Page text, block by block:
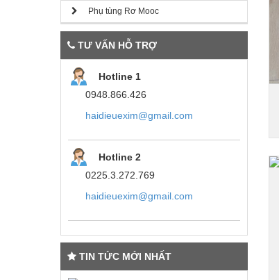
Phụ tùng Rơ Mooc
TƯ VẤN HỖ TRỢ
Hotline 1
0948.866.426
haidieuexim@gmail.com
Hotline 2
0225.3.272.769
haidieuexim@gmail.com
TIN TỨC MỚI NHẤT